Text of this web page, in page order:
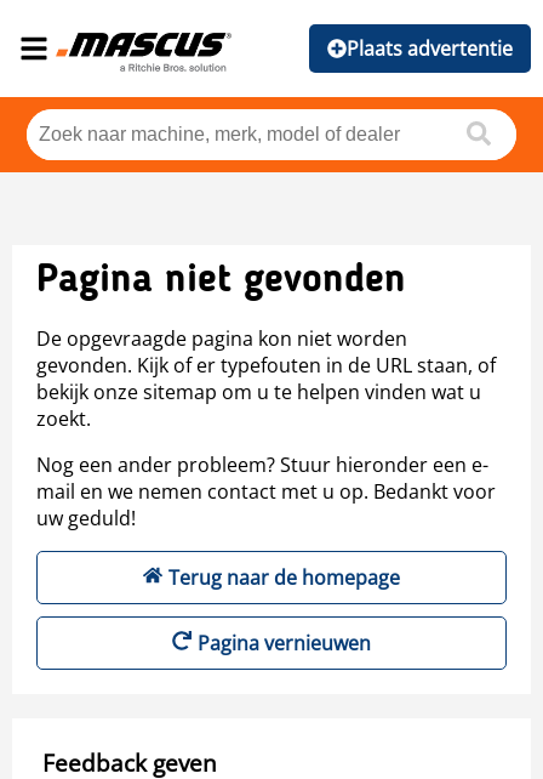
Plaats advertentie
Pagina niet gevonden
De opgevraagde pagina kon niet worden
gevonden. Kijk of er typefouten in de URL staan, of
bekijk onze sitemap om u te helpen vinden wat u
zoekt.
Nog een ander probleem? Stuur hieronder een e-
mail en we nemen contact met u op. Bedankt voor
uw geduld!
Terug naar de homepage
Pagina vernieuwen
Feedback geven